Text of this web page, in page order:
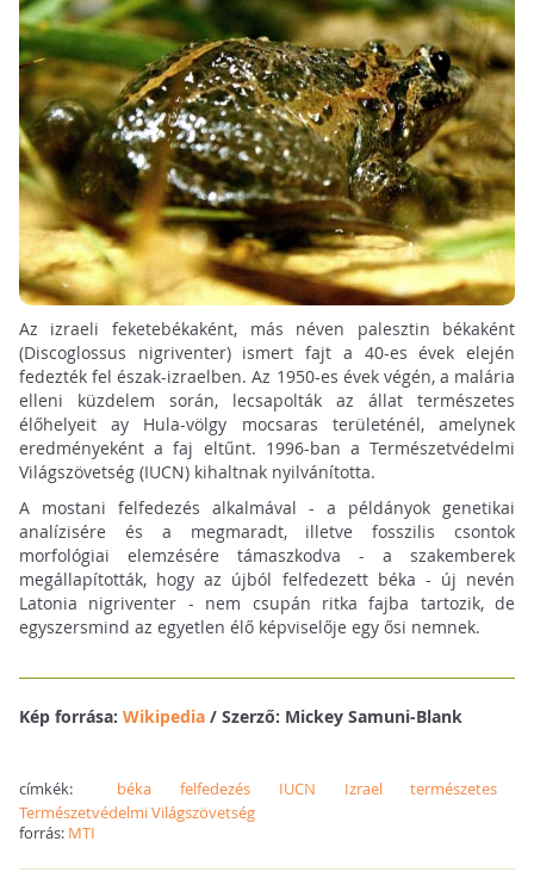
Az izraeli feketebékaként, más néven palesztin békaként
(Discoglossus nigriventer) ismert fajt a 40-es évek elején
fedezték fel észak-izraelben. Az 1950-es évek végén, a malária
elleni küzdelem során, lecsapolták az állat természetes
élőhelyeit ay Hula-völgy mocsaras területénél, amelynek
eredményeként a faj eltűnt. 1996-ban a Természetvédelmi
Világszövetség (IUCN) kihaltnak nyilvánította.
A mostani felfedezés alkalmával - a példányok genetikai
analízisére és a megmaradt, illetve fosszilis csontok
morfológiai elemzésére támaszkodva - a szakemberek
megállapították, hogy az újból felfedezett béka - új nevén
Latonia nigriventer - nem csupán ritka fajba tartozik, de
egyszersmind az egyetlen élő képviselője egy ősi nemnek.
Kép forrása: Wikipedia/ Szerző: Mickey Samuni-Blank
címkék: béka felfedezés IUCN Izrael
természetes
Természetvédelmi Világszövetség
forrás: MTI